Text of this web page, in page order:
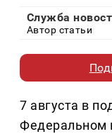
Служба
Автор статьи
7 августа в
Федеральном